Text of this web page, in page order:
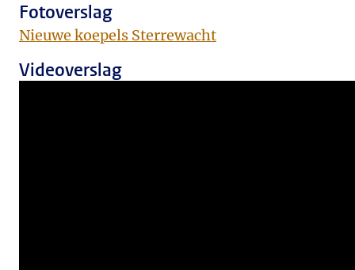
Fotoverslag
Nieuwe koepels Sterrewacht
Videoverslag